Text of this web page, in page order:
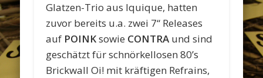
Glatzen-Trio aus Iquique, hatten
zuvor bereits u.a. zwei 7“ Releases
auf POINKsowie CONTRA und sind
geschätzt für schnörkellosen 80’s
Brickwall Oi! mit kräftigen Refrains,